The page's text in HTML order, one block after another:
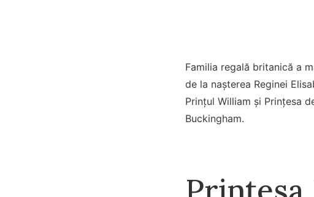
Familia regală britanică a
de la nașterea Reginei
Prințul William și Prințesa
Buckingham.